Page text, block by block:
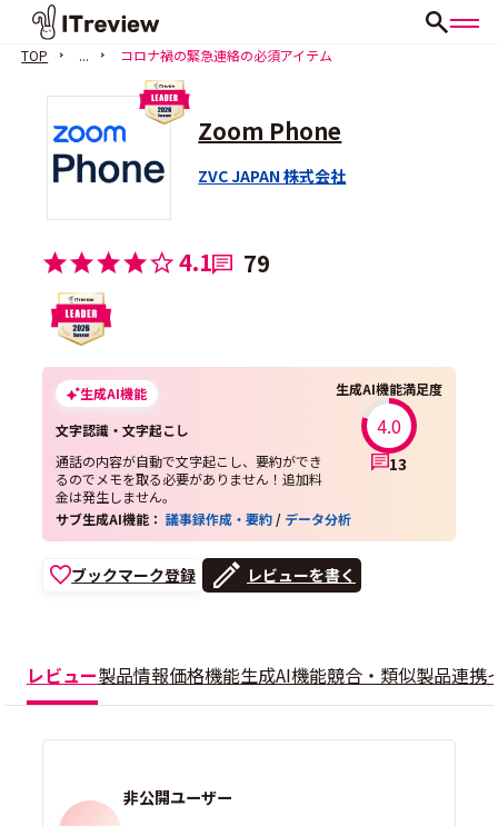
TOP ... コロナ禍の緊急連絡の必須アイテム
Zoom Phone
ZVC JAPAN 株式会社
4.1 79
生成AI機能
文字認識・文字起こし
通話の内容が自動で文字起こし、要約ができ
るのでメモを取る必要がありません！追加料
金は発生しません。
生成AI機能満足度
4.0
13
サブ生成AI機能：議事録作成・要約 / データ分析
ブックマーク登録 レビューを書く
レビュー製品情報価格機能生成AI機能競合・類似製品連携
非公開ユーザー